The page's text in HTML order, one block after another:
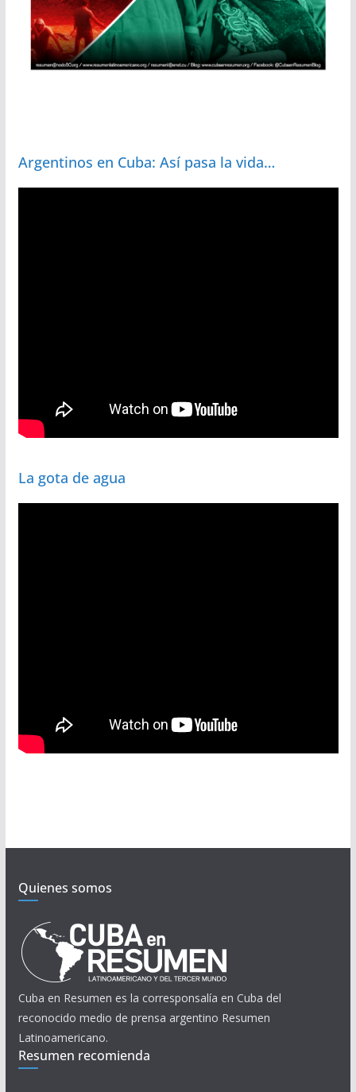
Argentinos en Cuba: Así pasa la vida…
La gota de agua
Quienes somos
Cuba en Resumen es la corresponsalía en Cuba del
reconocido medio de prensa argentino Resumen
Latinoamericano.
Resumen recomienda